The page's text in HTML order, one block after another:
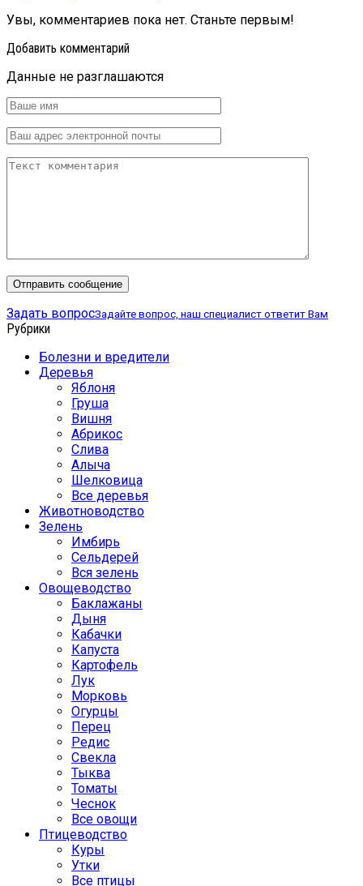
Увы, комментариев пока нет. Станьте первым!
Добавить комментарий
Данные не разглашаются
Задать вопросЗадайте вопрос, наш специалист ответит Вам
Рубрики
Болезни и вредители
Деревья
Яблоня
Груша
Вишня
Абрикос
Слива
Алыча
Шелковица
Все деревья
Животноводство
Зелень
Имбирь
Сельдерей
Вся зелень
Овощеводство
Баклажаны
Дыня
Кабачки
Капуста
Картофель
Лук
Морковь
Огурцы
Перец
Редис
Свекла
Тыква
Томаты
Чеснок
Все овощи
Птицеводство
Куры
Утки
Все птицы